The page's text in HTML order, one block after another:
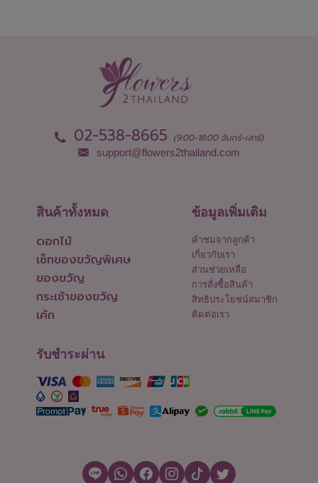
อุตรดิตถ์
อุทัยธานี
02-538-8665 (9:00-18:00 จันทร์-เสาร์)
support@flowers2thailand.com
สินค้าทั้งหมด
ดอกไม้
เซ็ทของขวัญพิเศษ
ของขวัญ
กระเช้าของขวัญ
เค้ก
ข้อมูลเพิ่มเติม
คำชมจากลูกค้า
เกี่ยวกับเรา
ส่วนช่วยเหลือ
การสั่งซื้อสินค้า
สิทธิประโยชน์สมาชิก
ติดต่อเรา
รับชำระผ่าน